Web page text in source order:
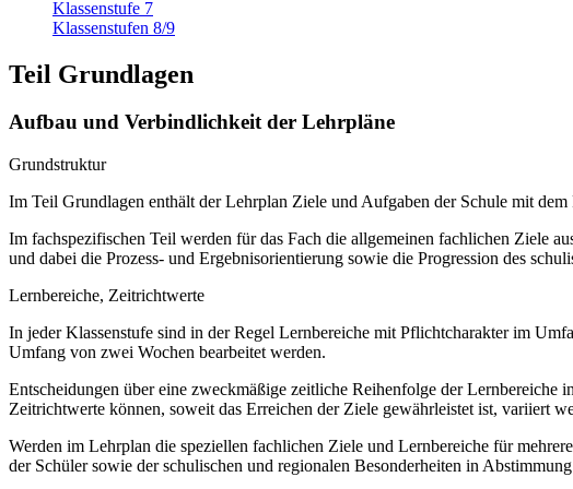
Klassenstufe 7
Klassenstufen 8/9
Teil Grundlagen
Aufbau und Verbindlichkeit der Lehrpläne
Grundstruktur
Im Teil Grundlagen enthält der Lehrplan Ziele und Aufgaben der Schule mit
Im fachspezifischen Teil werden für das Fach die allgemeinen fachlichen Ziele
und dabei die Prozess- und Ergebnisorientierung sowie die Progression des
Lernbereiche, Zeitrichtwerte
In jeder Klassenstufe sind in der Regel Lernbereiche mit Pflichtcharakter im
Umfang von zwei Wochen bearbeitet werden.
Entscheidungen über eine zweckmäßige zeitliche Reihenfolge der Lernbereiche
Zeitrichtwerte können, soweit das Erreichen der Ziele gewährleistet ist, variiert
Werden im Lehrplan die speziellen fachlichen Ziele und Lernbereiche für
der Schüler sowie der schulischen und regionalen Besonderheiten in